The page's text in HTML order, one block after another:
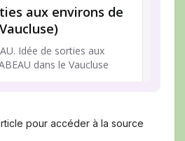
pour accéder à la source